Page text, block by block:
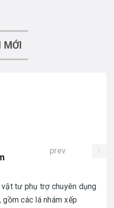
MỚI
tư phụ trợ chuyên dụng
các lá nhám xếp
prev